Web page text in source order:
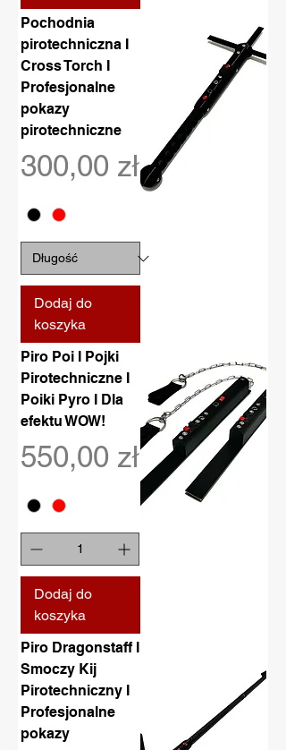
Pochodnia
pirotechniczna I
Cross Torch I
Profesjonalne
pokazy
pirotechniczne
Cena
300,00 zł
Dodaj do
koszyka
Piro Poi I Pojki
Pirotechniczne I
Poiki Pyro I Dla
efektu WOW!
Cena
550,00 zł
Dodaj do
koszyka
Piro Dragonstaff I
Smoczy Kij
Pirotechniczny I
Profesjonalne
pokazy